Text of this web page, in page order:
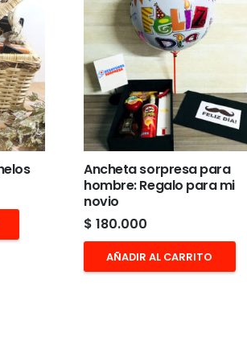
Ancheta sorpresa para
hombre: Regalo para mi
novio
$ 180.000
AÑADIR AL CARRITO